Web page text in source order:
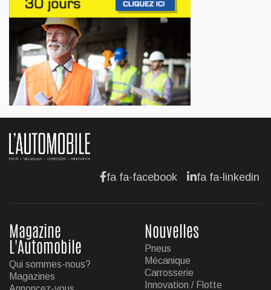
Jul 13, 2026
AFFAIRES
Maserati se recherche un partenaire
Jul 12, 2026
AFFAIRES
Hyundai dévoile sa nouvelle Elantra
Jul 11, 2026
fa fa-facebook fa fa-linkedin
Magazine
L'Automobile
Qui sommes-nous?
Magazines
Nouvelles
Pneus
Mécanique
Carrosserie
Innovation / Flotte